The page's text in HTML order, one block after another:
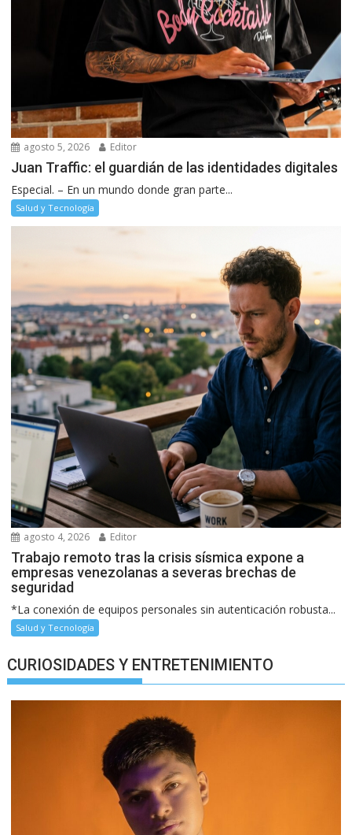
agosto 5, 2026 Editor
Juan Traffic: el guardián de las identidades digitales
Especial. – En un mundo donde gran parte...
Salud y Tecnología
agosto 4, 2026 Editor
Trabajo remoto tras la crisis sísmica expone a
empresas venezolanas a severas brechas de
seguridad
*La conexión de equipos personales sin autenticación robusta...
Salud y Tecnología
CURIOSIDADES Y ENTRETENIMIENTO